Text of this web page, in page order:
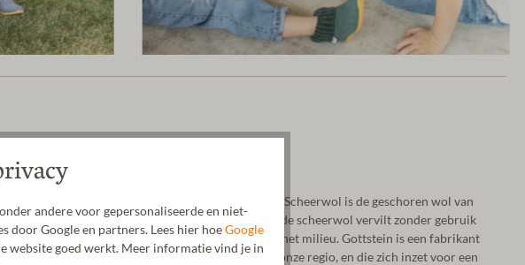
uitsluitend natuurlijke scheerwol van schapen. Scheerwol is de geschoren wol van
schaap. In onze fabriek in Tirol, Oostenrijk, wordt de scheerwol vervilt zonder gebruik
Hierdoor minimaliseren we onze impact op het milieu. Gottstein is een fabrikant
is met de natuur en diep geworteld is in onze regio, en die zich inzet voor een
andere voor gepersonaliseerde en niet-
door Google en partners. Lees hier hoeGoogle
website goed werkt. Meer informatie vind je in